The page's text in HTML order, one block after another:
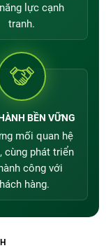
lực cạnh
tranh.
BỀN VỮNG
mối quan hệ
cùng phát triển
công với
hàng.